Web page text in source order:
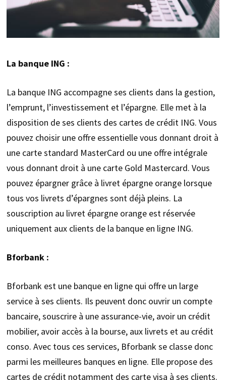
La banque ING :
La banque ING accompagne ses clients dans la gestion,
l’emprunt, l’investissement et l’épargne. Elle met à la
disposition de ses clients des cartes de crédit ING. Vous
pouvez choisir une offre essentielle vous donnant droit à
une carte standard MasterCard ou une offre intégrale
vous donnant droit à une carte Gold Mastercard. Vous
pouvez épargner grâce à livret épargne orange lorsque
tous vos livrets d’épargnes sont déjà pleins. La
souscription au livret épargne orange est réservée
uniquement aux clients de la banque en ligne ING.
Bforbank :
Bforbank est une banque en ligne qui offre un large
service à ses clients. Ils peuvent donc ouvrir un compte
bancaire, souscrire à une assurance-vie, avoir un crédit
mobilier, avoir accès à la bourse, aux livrets et au crédit
conso. Avec tous ces services, Bforbank se classe donc
parmi les meilleures banques en ligne. Elle propose des
cartes de crédit notamment des carte visa à ses clients.